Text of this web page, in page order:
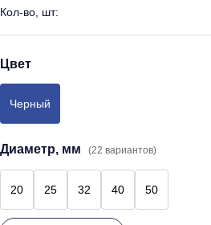
Кол-во, шт:
Цвет
Черный
Диаметр, мм (22 вариантов)
20 25 32 40 50